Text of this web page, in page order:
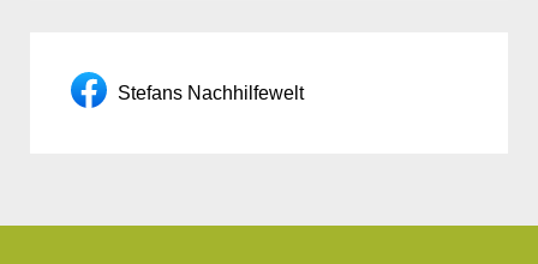
Stefans Nachhilfewelt